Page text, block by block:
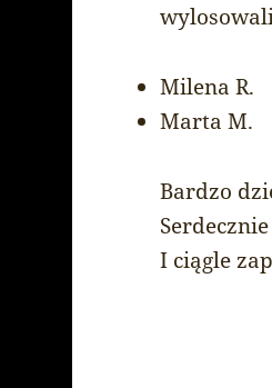
Milena R.
Marta M.
Bardzo
I ciągle